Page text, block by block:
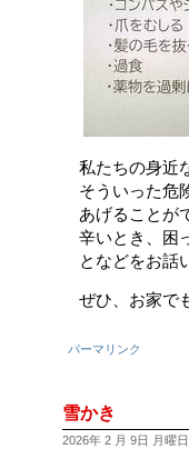
私たちの身近
そういった危
あげることが
辛いとき、困
となどをお話
ぜひ、お家で
パーマリンク
雪かき
2026年 2 月 9日 月曜